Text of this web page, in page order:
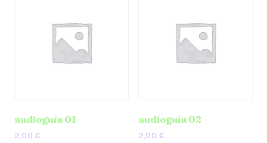
audioguía 01
2,00 €
audioguía 02
2,00 €